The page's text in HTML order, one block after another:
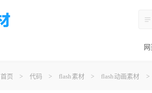
首页 > 代码 > flash素材 > flash动画素材 >